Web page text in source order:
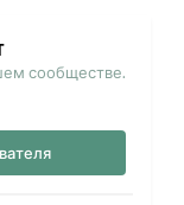
сообществе.